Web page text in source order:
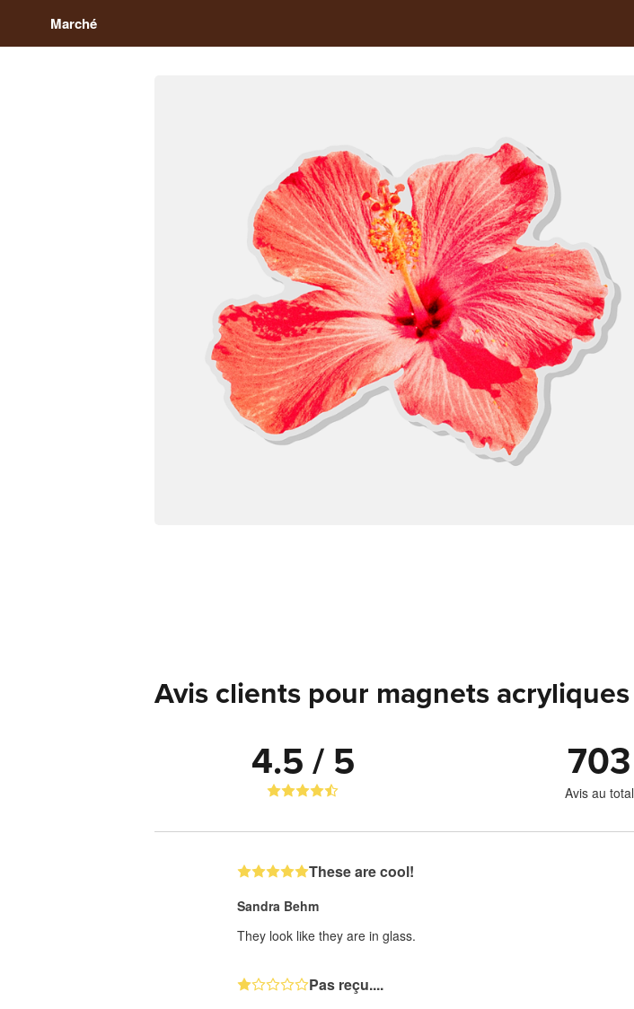
Marché
Avis clients pour magnets acryliques
4.5 / 5 703
Avis au total
These are cool!
Sandra Behm
They look like they are in glass.
Pas reçu....